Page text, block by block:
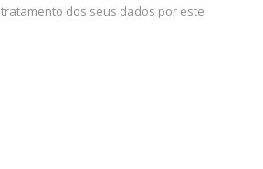
dos seus dados por este